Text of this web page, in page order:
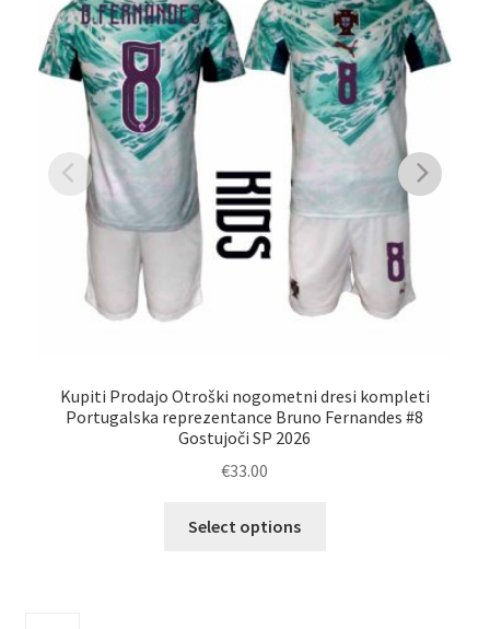
Kupiti Prodajo Otroški nogometni dresi kompleti
Portugalska reprezentance Bruno Fernandes #8
Gostujoči SP 2026
€33.00
Select options